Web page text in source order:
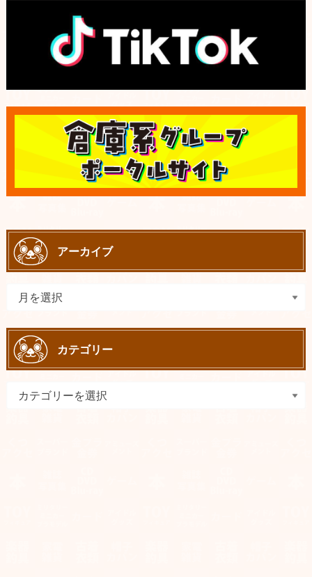
アーカイブ
カテゴリー